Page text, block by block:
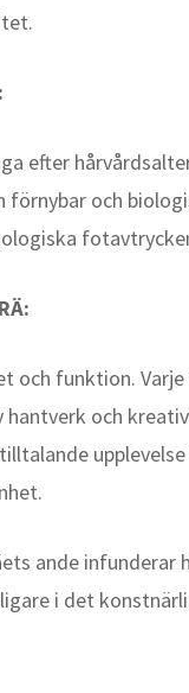
efter
förnybar och
och funktion.
hantverk och
ande infunderar
i det